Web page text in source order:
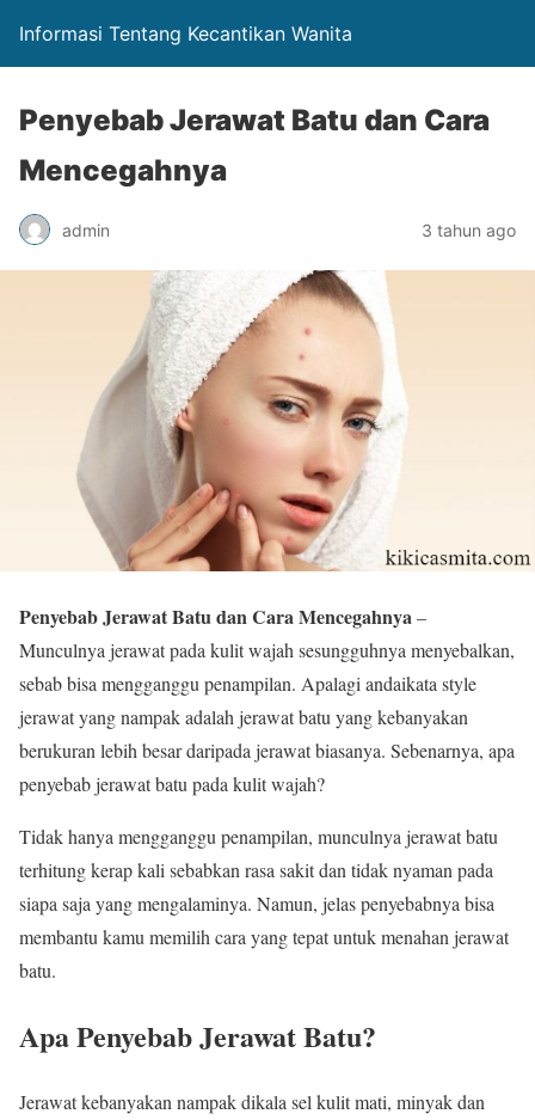
Informasi Tentang Kecantikan Wanita
Penyebab Jerawat Batu dan Cara
Mencegahnya
admin 3 tahun ago
Penyebab Jerawat Batu dan Cara Mencegahnya–
Munculnya jerawat pada kulit wajah sesungguhnya menyebalkan,
sebab bisa mengganggu penampilan. Apalagi andaikata style
jerawat yang nampak adalah jerawat batu yang kebanyakan
berukuran lebih besar daripada jerawat biasanya. Sebenarnya, apa
penyebab jerawat batu pada kulit wajah?
Tidak hanya mengganggu penampilan, munculnya jerawat batu
terhitung kerap kali sebabkan rasa sakit dan tidak nyaman pada
siapa saja yang mengalaminya. Namun, jelas penyebabnya bisa
membantu kamu memilih cara yang tepat untuk menahan jerawat
batu.
Apa Penyebab Jerawat Batu?
Jerawat kebanyakan nampak dikala sel kulit mati, minyak dan